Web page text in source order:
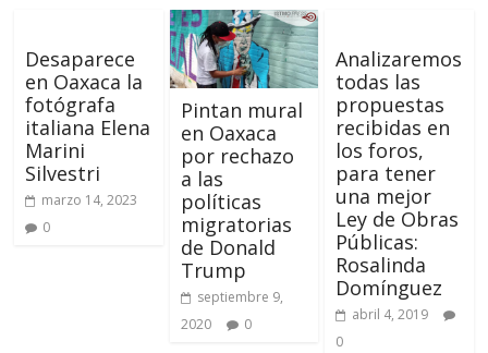
Desaparece
en Oaxaca la
fotógrafa
italiana Elena
Marini
Silvestri
marzo 14, 2023
0
Pintan mural
en Oaxaca
por rechazo
a las
políticas
migratorias
de Donald
Trump
septiembre 9,
2020
0
Analizaremos
todas las
propuestas
recibidas en
los foros,
para tener
una mejor
Ley de Obras
Públicas:
Rosalinda
Domínguez
abril 4, 2019
0